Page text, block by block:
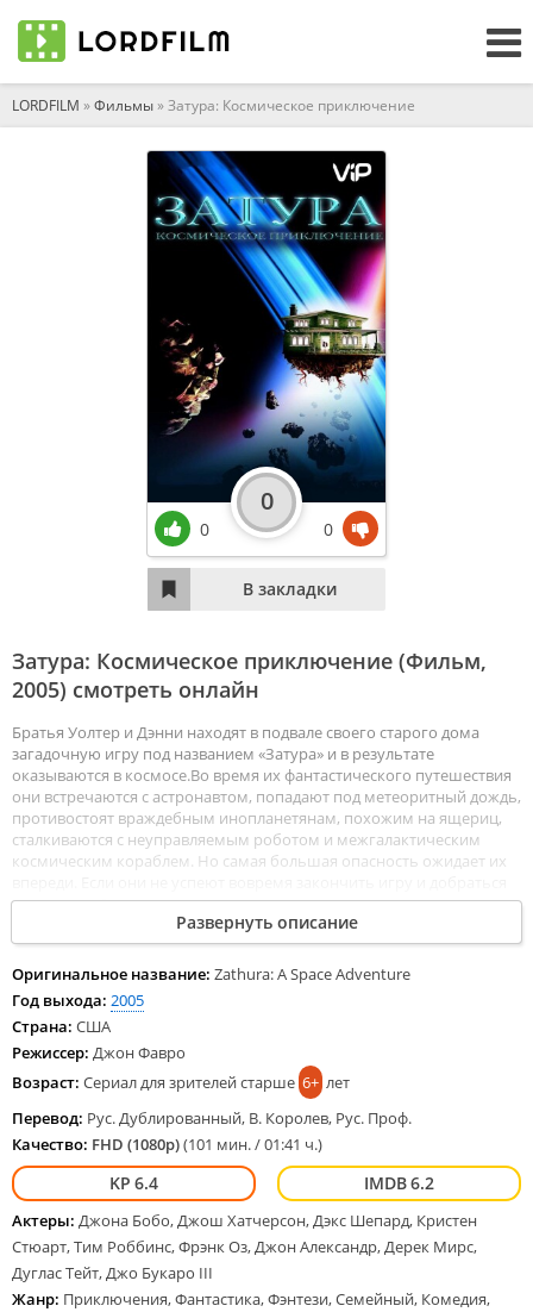
LORDFILM »Фильмы» Затура: Космическое приключение
Затура: Космическое приключение (Фильм,
2005) смотреть онлайн
Братья Уолтер и Дэнни находят в подвале своего старого дома
загадочную игру под названием «Затура» и в результате
оказываются в космосе.Во время их фантастического путешествия
они встречаются с астронавтом, попадают под метеоритный дождь,
противостоят враждебным инопланетянам, похожим на ящериц,
сталкиваются с неуправляемым роботом и межгалактическим
космическим кораблем. Но самая большая опасность ожидает их
до планеты Затура, то навеки останутся в открытом космосе…
Смотреть Затура: Космическое приключение все серии сериала
подряд онлайн бесплатно в хорошем качестве онлайн FullHD 1080p
полностью на русском языке и на любых устройствах LordFilm.
Развернуть описание
Оригинальное название: Zathura: A Space Adventure
Год выхода: 2005
Страна: США
Режиссер: Джон Фавро
Возраст: Сериал для зрителей старше 6+ лет
Перевод: Рус. Дублированный, В. Королев, Рус. Проф.
Качество: FHD (1080p)(101 мин. / 01:41 ч.)
6.4 6.2
Актеры: Джона Бобо, Джош Хатчерсон, Дэкс Шепард, Кристен
Стюарт, Тим Роббинс, Фрэнк Оз, Джон Александр, Дерек Мирс,
Дуглас Тейт, Джо Букаро III
Жанр: Приключения, Фантастика, Фэнтези, Семейный, Комедия,
0
0
0